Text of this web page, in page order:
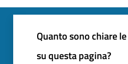
Quanto sono chiare
su questa pagina?